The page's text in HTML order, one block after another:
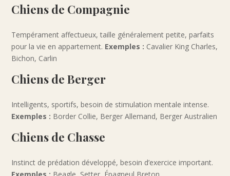
Chiens de Compagnie
Tempérament affectueux, taille généralement petite, parfaits
pour la vie en appartement. Exemples : Cavalier King Charles,
Bichon, Carlin
Chiens de Berger
Intelligents, sportifs, besoin de stimulation mentale intense.
Exemples : Border Collie, Berger Allemand, Berger Australien
Chiens de Chasse
Instinct de prédation développé, besoin d’exercice important.